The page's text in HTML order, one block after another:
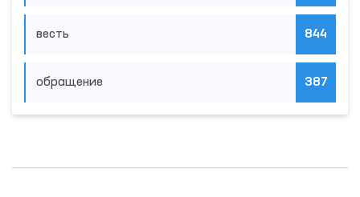
мониторинг 374
весть 844